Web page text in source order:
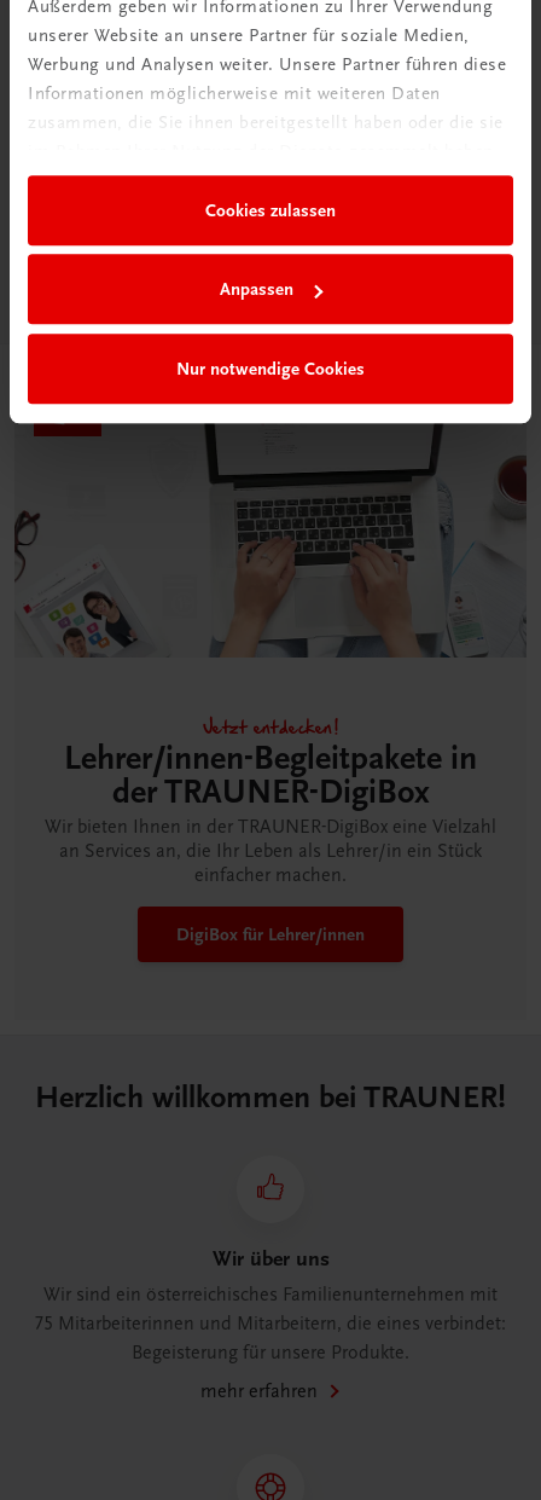
Außerdem geben wir Informationen zu Ihrer Verwendung
unserer Website an unsere Partner für soziale Medien,
Werbung und Analysen weiter. Unsere Partner führen diese
Informationen möglicherweise mit weiteren Daten
zusammen, die Sie ihnen bereitgestellt haben oder die sie
Cookies zulassen
Anpassen
Nur notwendige Cookies
Neu in der DigiBox
Das „Digitale
Klassenzimmer“
Mehr dazu
Jetzt entdecken!
Lehrer/innen-Begleitpakete in
der TRAUNER-DigiBox
Wir bieten Ihnen in der TRAUNER-DigiBox eine Vielzahl
an Services an, die Ihr Leben als Lehrer/in ein Stück
einfacher machen.
DigiBox für Lehrer/innen
Herzlich willkommen bei TRAUNER!
Wir über uns
Wir sind ein österreichisches Familienunternehmen mit
75 Mitarbeiterinnen und Mitarbeitern, die eines verbindet:
Begeisterung für unsere Produkte.
mehr erfahren